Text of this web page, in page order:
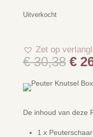
Uitverkocht
Zet op
€30,38 €
De inhoud van deze
1 x